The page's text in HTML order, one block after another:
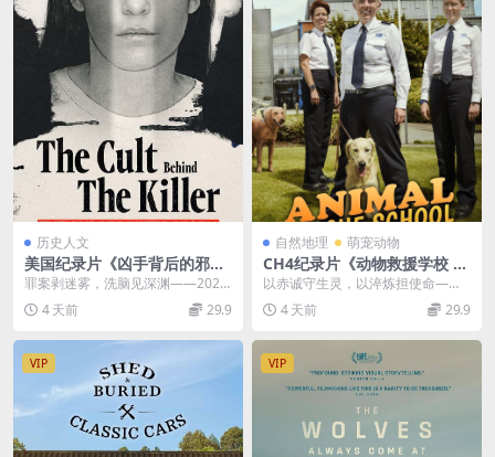
历史人文
美国纪录片《凶手背后的邪
教：安德烈娅·耶茨的故事 The
Cult Behind the Killer: The
Andrea Yates Story 2026》
净版 精神控制
罪案剥迷雾，洗脑见深渊——2026
真实罪案纪录片《凶手背后的邪
教：安德烈娅·耶茨...
4 天前 29.9
自然地理 萌宠动物
CH4纪录片《动物救援学校 A
nimal Rescue School 202
0》全6集 英语中英双字 无水
印纯净版 动物救援
以赤诚守生灵，以淬炼担使命——2
020人文纪实《动物救援学校 Anim
al Re...
4 天前 29.9
VIP VIP